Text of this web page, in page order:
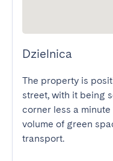
Dzielnica
The property is
street, with it being
corner less a
volume of green
transport.